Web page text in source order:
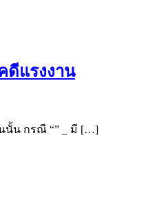
ดีแรงงาน
นั้น กรณี “” _ มี […]